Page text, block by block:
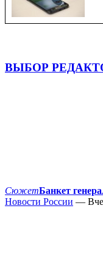
ВЫБОР
СюжетБанкет
Новости России —